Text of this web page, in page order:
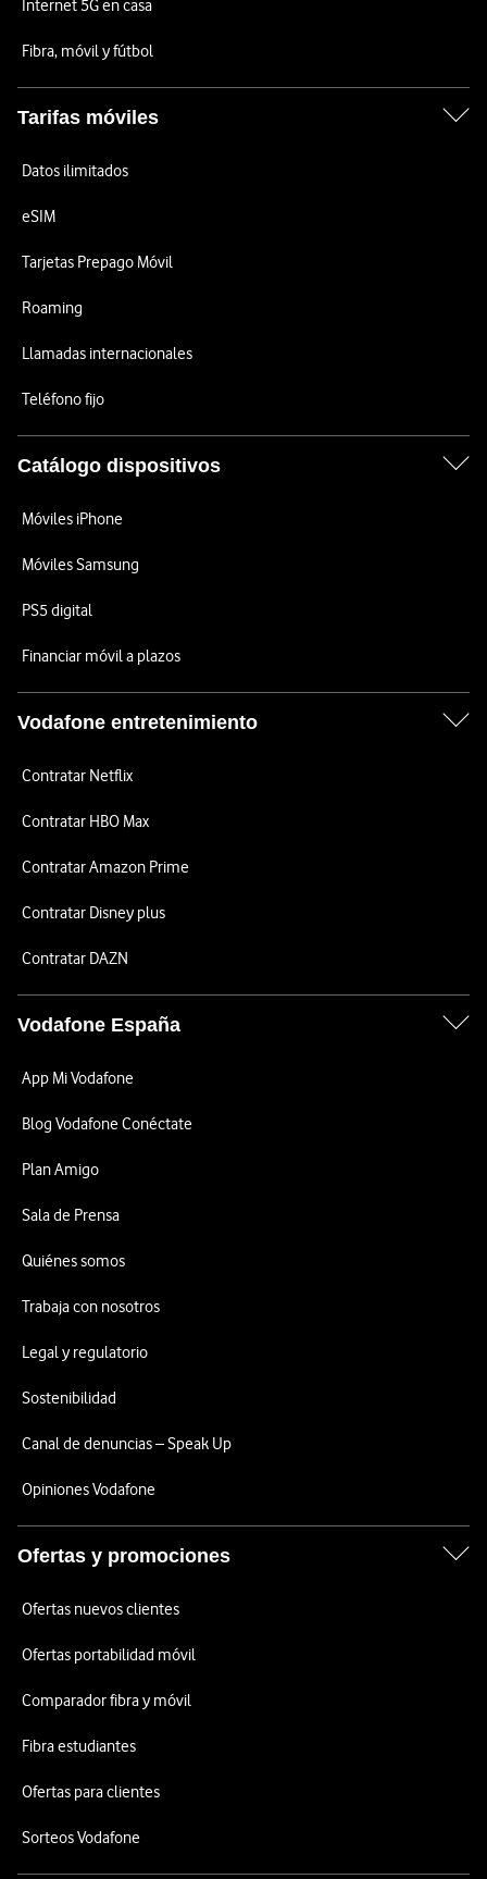
Internet 5G en casa
Fibra, móvil y fútbol
Tarifas móviles
Datos ilimitados
eSIM
Tarjetas Prepago Móvil
Roaming
Llamadas internacionales
Teléfono fijo
Catálogo dispositivos
Móviles iPhone
Móviles Samsung
PS5 digital
Financiar móvil a plazos
Vodafone entretenimiento
Contratar Netflix
Contratar HBO Max
Contratar Amazon Prime
Contratar Disney plus
Contratar DAZN
Vodafone España
App Mi Vodafone
Blog Vodafone Conéctate
Plan Amigo
Sala de Prensa
Quiénes somos
Trabaja con nosotros
Legal y regulatorio
Sostenibilidad
Canal de denuncias – Speak Up
Opiniones Vodafone
Ofertas y promociones
Ofertas nuevos clientes
Ofertas portabilidad móvil
Comparador fibra y móvil
Fibra estudiantes
Ofertas para clientes
Sorteos Vodafone